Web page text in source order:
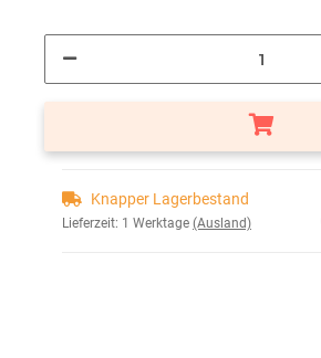
Knapper Lagerbestand
Lieferzeit: 1 Werktage (Ausland)